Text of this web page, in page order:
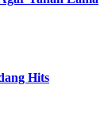
Hits